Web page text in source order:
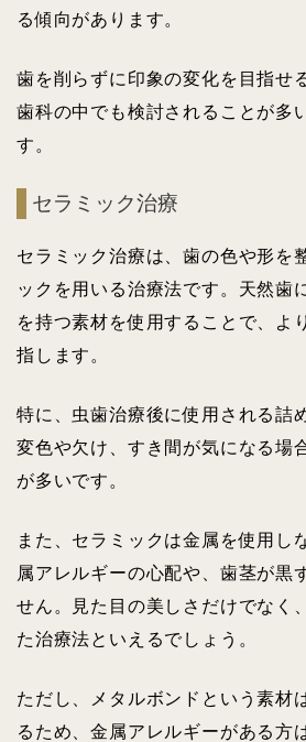
る傾向があります。
歯を削らずに印象の変化を目指せ
歯科の中でも検討されることが多
す。
セラミック治療
セラミック治療は、歯の色や形を
ックを用いる治療法です。天然歯
を持つ素材を使用することで、よ
指します。
特に、虫歯治療後に使用される詰
変色や欠け、すき間が気になる場
が多いです。
また、セラミックは金属を使用し
属アレルギーの心配や、歯茎が黒
せん。見た目の美しさだけでなく
た治療法といえるでしょう。
ただし、メタルボンドという素材
るため、金属アレルギーがある方